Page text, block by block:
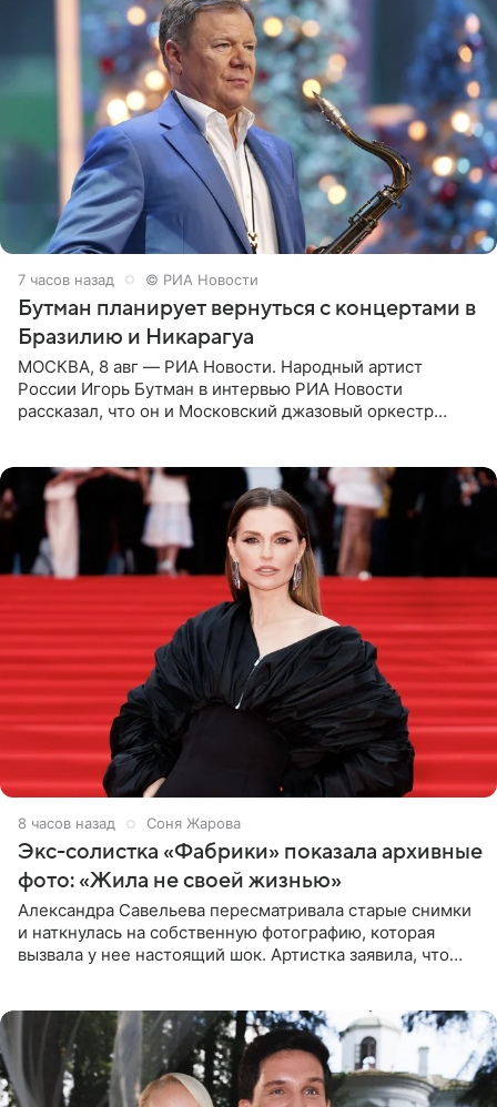
7 часов назад © РИА Новости
Бутман планирует вернуться с концертами в
Бразилию и Никарагуа
МОСКВА, 8 авг — РИА Новости. Народный артист
России Игорь Бутман в интервью РИА Новости
рассказал, что он и Московский джазовый оркестр
8 часов назад Соня Жарова
Экс-солистка «Фабрики» показала архивные
фото: «Жила не своей жизнью»
Александра Савельева пересматривала старые снимки
и наткнулась на собственную фотографию, которая
вызвала у нее настоящий шок. Артистка заявила, что